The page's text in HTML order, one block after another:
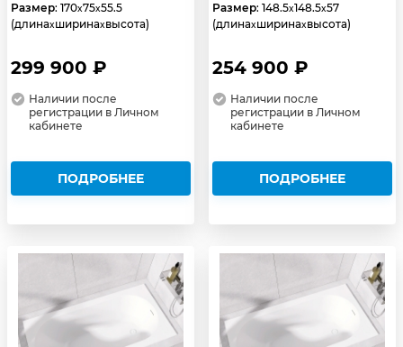
Размер: 170x75x55.5
(длинаxширинаxвысота)
299 900 ₽
Наличии после
регистрации в Личном
кабинете
ПОДРОБНЕЕ
Размер: 148.5x148.5x57
(длинаxширинаxвысота)
254 900 ₽
Наличии после
регистрации в Личном
кабинете
ПОДРОБНЕЕ